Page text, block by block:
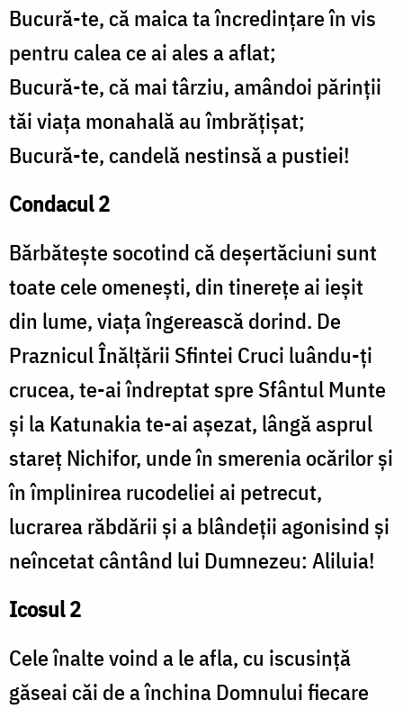
Bucură-te, că maica ta încredințare în vis
pentru calea ce ai ales a aflat;
Bucură-te, că mai târziu, amândoi părinții
tăi viața monahală au îmbrățișat;
Bucură-te, candelă nestinsă a pustiei!
Condacul 2
Bărbătește socotind că deșertăciuni sunt
toate cele omenești, din tinerețe ai ieșit
din lume, viața îngerească dorind. De
Praznicul Înălțării Sfintei Cruci luându-ți
crucea, te-ai îndreptat spre Sfântul Munte
și la Katunakia te-ai așezat, lângă asprul
stareț Nichifor, unde în smerenia ocărilor și
în împlinirea rucodeliei ai petrecut,
lucrarea răbdării și a blândeții agonisind și
neîncetat cântând lui Dumnezeu: Aliluia!
Icosul 2
Cele înalte voind a le afla, cu iscusință
găseai căi de a închina Domnului fiecare